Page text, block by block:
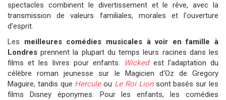
spectacles combinent le divertissement et le rêve, avec la
transmission de valeurs familiales, morales et l'ouverture
d'esprit.
Les meilleures comédies musicales à voir en famille à
Londres prennent la plupart du temps leurs racines dans les
films et les livres pour enfants.
Wickedest l'adaptation du
célèbre roman jeunesse sur le Magicien d'Oz de Gregory
Maguire, tandis que Herculeou Le Roi Lionsont basés sur les
films Disney éponymes. Pour les enfants, les comédies